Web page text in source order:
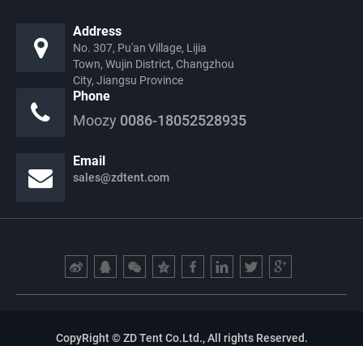
Address
No. 307, Pu'an Village, Lijia
Town, Wujin District, Changzhou
City, Jiangsu Province
Phone
Moozy 0086-18052528935
Email
sales@zdtent.com
CopyRight © ZD Tent Co.Ltd., All rights Reserved.